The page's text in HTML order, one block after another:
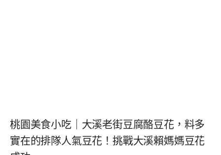
桃園美食小吃｜大溪老街豆腐酪豆花，料多
實在的排隊人氣豆花！挑戰大溪賴媽媽豆花